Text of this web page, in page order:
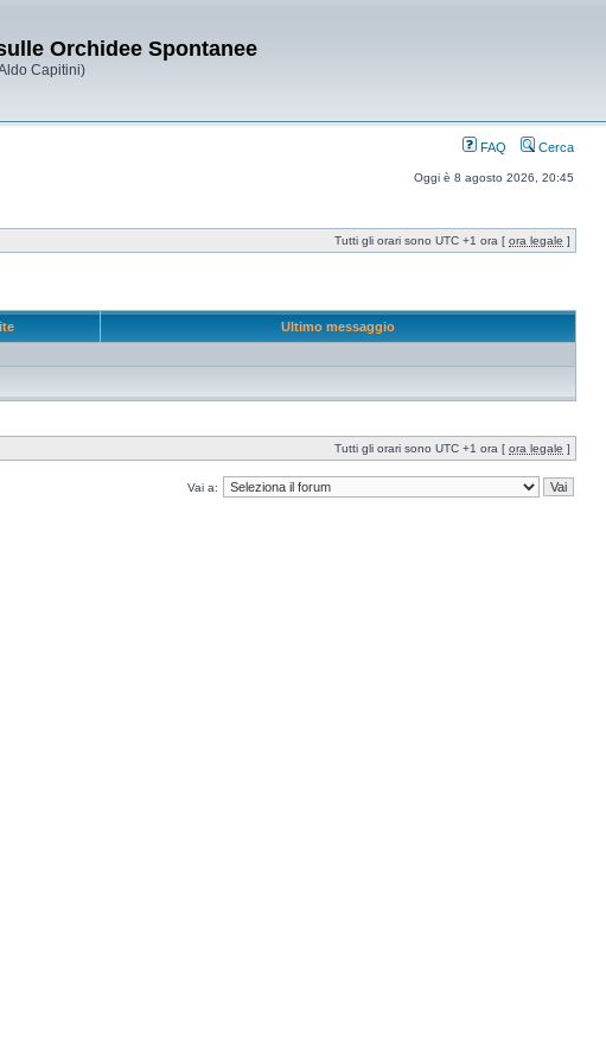
Orchidee Spontanee
Capitini)
FAQ Cerca
Oggi è 8 agosto 2026, 20:45
Tutti gli orari sono UTC +1 ora [ ora legale ]
Ultimo messaggio
Tutti gli orari sono UTC +1 ora [ ora legale ]
Vai a: